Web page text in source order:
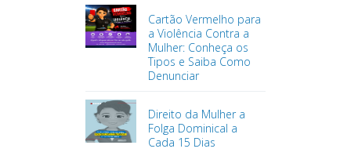
Cartão Vermelho para
a Violência Contra a
Mulher: Conheça os
Tipos e Saiba Como
Denunciar
Direito da Mulher a
Folga Dominical a
Cada 15 Dias